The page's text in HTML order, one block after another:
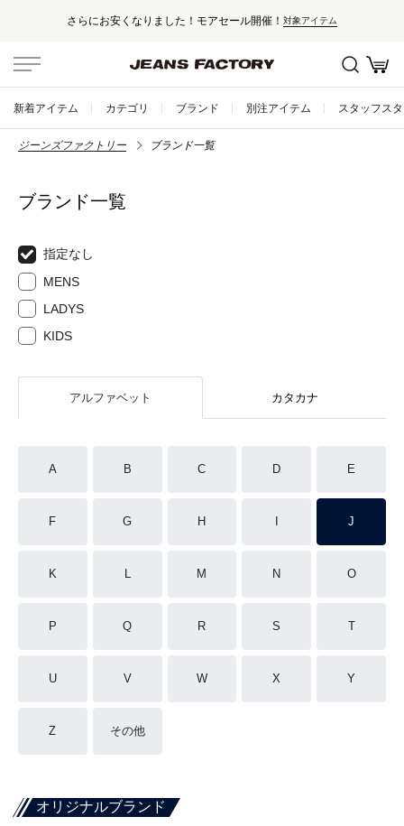
さらにお安くなりました！モアセール開催！ 対象アイテム
新着アイテム カテゴリ ブランド 別注アイテム スタッフス
ジーンズファクトリー ブランド一覧
ブランド一覧
指定なし
MENS
LADYS
KIDS
アルファベット カタカナ
A B C D E
F G H J
K L M N O
P Q R S T
U V W X Y
Z その他
オリジナルブランド